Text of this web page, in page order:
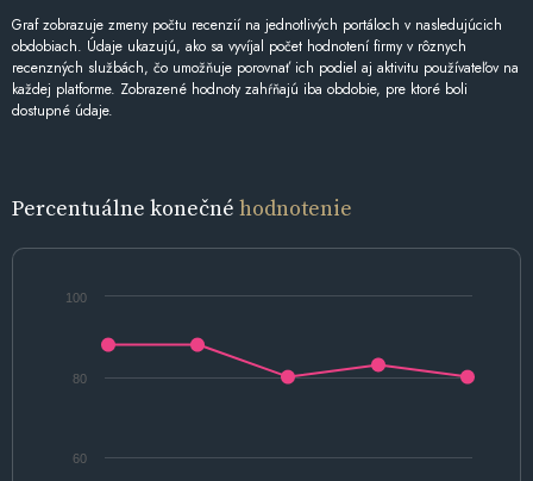
Graf zobrazuje zmeny počtu recenzií na jednotlivých portáloch v nasledujúcich
obdobiach. Údaje ukazujú, ako sa vyvíjal počet hodnotení firmy v rôznych
recenzných službách, čo umožňuje porovnať ich podiel aj aktivitu používateľov na
každej platforme. Zobrazené hodnoty zahŕňajú iba obdobie, pre ktoré boli
dostupné údaje.
Percentuálne konečné hodnotenie
60
80
100